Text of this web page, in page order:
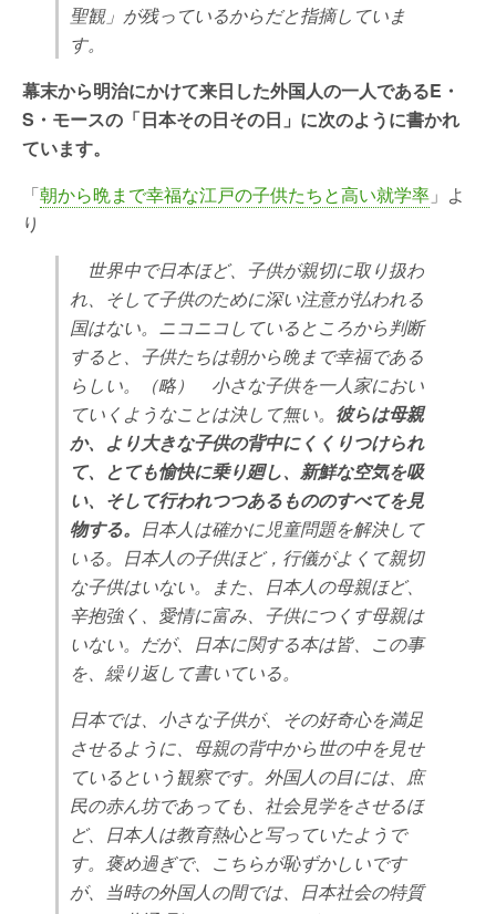
聖観」が残っているからだと指摘していま
す。
幕末から明治にかけて来日した外国人の一人であるE・
S・モースの「日本その日その日」に次のように書かれ
ています。
「朝から晩まで幸福な江戸の子供たちと高い就学率 」よ
り
世界中で日本ほど、子供が親切に取り扱わ
れ、そして子供のために深い注意が払われる
国はない。ニコニコしているところから判断
すると、子供たちは朝から晩まで幸福である
らしい。（略） 小さな子供を一人家におい
ていくようなことは決して無い。 彼らは母親
か、より大きな子供の背中にくくりつけられ
て、とても愉快に乗り廻し、新鮮な空気を吸
い、そして行われつつあるもののすべてを見
物する。 日本人は確かに児童問題を解決して
いる。日本人の子供ほど，行儀がよくて親切
な子供はいない。また、日本人の母親ほど、
辛抱強く、愛情に富み、子供につくす母親は
いない。だが、日本に関する本は皆、この事
を、繰り返して書いている。
日本では、小さな子供が、その好奇心を満足
させるように、母親の背中から世の中を見せ
ているという観察です。外国人の目には、庶
民の赤ん坊であっても、社会見学をさせるほ
ど、日本人は教育熱心と写っていたようで
す。褒め過ぎで、こちらが恥ずかしいです
が、当時の外国人の間では、日本社会の特質